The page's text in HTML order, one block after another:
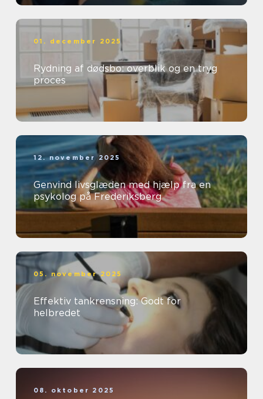
01. december 2025
Rydning af dødsbo: overblik og en tryg
proces
12. november 2025
Genvind livsglæden med hjælp fra en
psykolog på Frederiksberg
05. november 2025
Effektiv tankrensning: Godt for
helbredet
08. oktober 2025